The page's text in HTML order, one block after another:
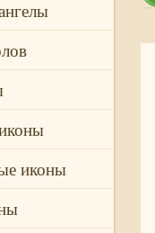
иконы